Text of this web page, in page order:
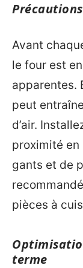
Avant
le four est
apparentes.
peut
d’air.
proximité en
gants et de
pièces à
terme